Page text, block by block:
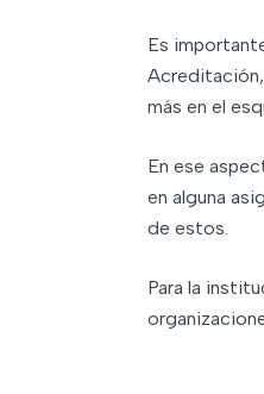
Es
más en el
En ese
en alguna
de estos.
Para la